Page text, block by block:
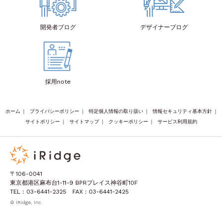
開発者ブログ デザイナーブログ
採用note
ホーム ｜ プライバシーポリシー ｜ 特定個人情報の取り扱い ｜ 情報セキュリティ基本方針 ｜
サイトポリシー
｜ サイトマップ ｜ クッキーポリシー ｜ サービス利用規約
〒106-0041
東京都港区麻布台1-11-9 BPRプレイス神谷町10F
TEL：03-6441-2325 FAX：03-6441-2425
© iRidge, Inc.